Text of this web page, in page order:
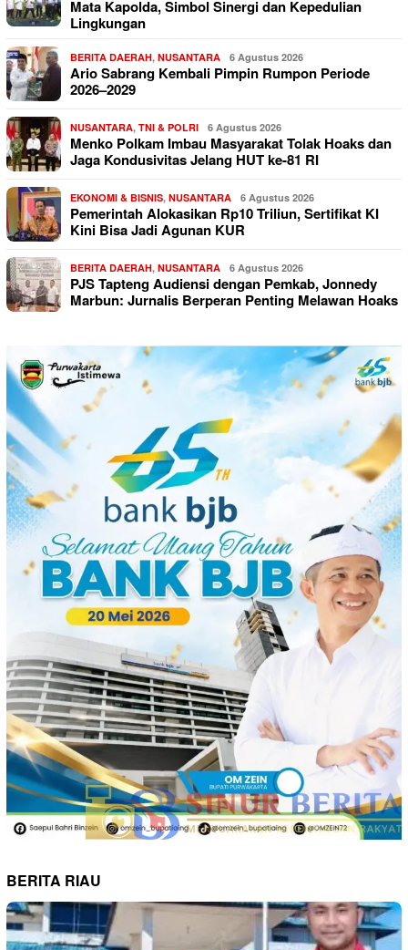
Mata Kapolda, Simbol Sinergi dan Kepedulian
Lingkungan
BERITA DAERAH, NUSANTARA 6 Agustus 2026
Ario Sabrang Kembali Pimpin Rumpon Periode
2026–2029
NUSANTARA, TNI & POLRI 6 Agustus 2026
Menko Polkam Imbau Masyarakat Tolak Hoaks dan
Jaga Kondusivitas Jelang HUT ke-81 RI
EKONOMI & BISNIS, NUSANTARA 6 Agustus 2026
Pemerintah Alokasikan Rp10 Triliun, Sertifikat KI
Kini Bisa Jadi Agunan KUR
BERITA DAERAH, NUSANTARA 6 Agustus 2026
PJS Tapteng Audiensi dengan Pemkab, Jonnedy
Marbun: Jurnalis Berperan Penting Melawan Hoaks
BERITA RIAU